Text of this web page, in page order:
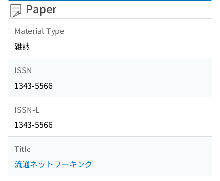
Paper
Material Type
雑誌
ISSN
1343-5566
ISSN-L
1343-5566
Title
流通ネットワーキング